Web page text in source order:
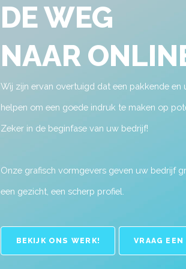
Wij zijn ervan overtuigd dat een pakkende
helpen om een goede indruk te maken op
Zeker in de beginfase van uw bedrijf!
Onze grafisch vormgevers geven uw bedrijf
een gezicht, een scherp profiel.
BEKIJK ONS WERK!
DE WEG
NAAR
VRAAG
VRAAG